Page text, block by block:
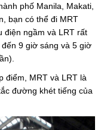
phố Manila, Makati,
bạn có thể đi MRT
điện ngầm và LRT rất
9 giờ sáng và 5 giờ
điểm, MRT và LRT là
đường khét tiếng của